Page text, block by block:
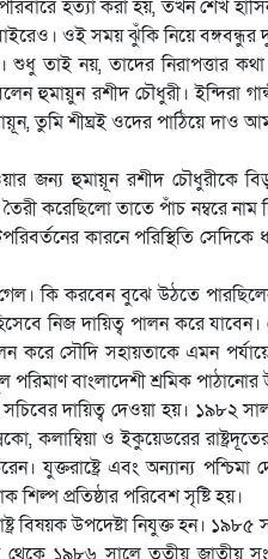
হত্যা করা হয়, তখন শেখ
ওই সময় ঝুঁকি নিয়ে বঙ্গবন্ধুর
শুধু তাই নয়, তাদের নিরাপত্তার
বলেন হুমায়ুন রশীদ চৌধুরী।
তুমি শীঘ্রই ওদের পাঠিয়ে দাও
জন্য হুমায়ূন রশীদ চৌধুরীকে
করেছিলো তাতে পাঁচ নম্বরে
কারনে পরিস্থিতি
কি করবেন বুঝে উঠতে
হিসেবে নিজ দায়িত্ব পালন করে
করে সৌদি সহায়তাকে এমন
বাংলাদেশী শ্রমিক পাঠানোর
দায়িত্ব দেওয়া হয়। ১৯৮২
কলাম্বিয়া ও ইকুয়েডরের
যুক্তরাষ্ট্রে এবং অন্যান্য
প্রতিষ্ঠার পরিবেশ সৃষ্টি হয়।
বিষয়ক উপদেষ্টা নিযুক্ত হন। ১৯৮৫